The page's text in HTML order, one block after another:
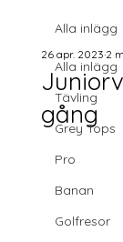
Alla inlägg
Tävling
Grey Tops
Pro
Banan
Golfresor
Alla inlägg
gång
26 apr. 20232